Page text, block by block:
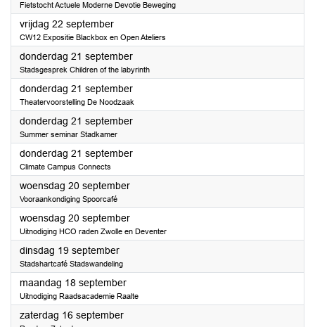
Fietstocht Actuele Moderne Devotie Beweging
vrijdag 22 september2023
CW12 Expositie Blackbox en Open Ateliers
donderdag 21 september2023
Stadsgesprek Children of the labyrinth
donderdag 21 september2023
Theatervoorstelling De Noodzaak
donderdag 21 september2023
Summer seminar Stadkamer
donderdag 21 september2023
Climate Campus Connects
woensdag 20 september2023
Vooraankondiging Spoorcafé
woensdag 20 september2023
Uitnodiging HCO raden Zwolle en Deventer
dinsdag 19 september2023
Stadshartcafé Stadswandeling
maandag 18 september2023
Uitnodiging Raadsacademie Raalte
zaterdag 16 september2023